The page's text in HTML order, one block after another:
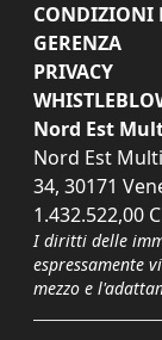
CONDIZIONI
GERENZA
PRIVACY
Nord Est
Nord Est
34, 30171
1.432.522,00
I diritti delle
espressamente
mezzo e